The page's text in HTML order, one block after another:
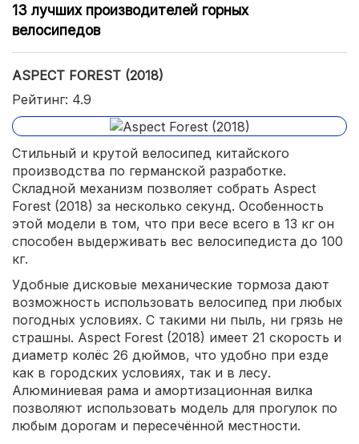
13 лучших производителей горных
велосипедов
ASPECT FOREST (2018)
Рейтинг: 4.9
Стильный и крутой велосипед китайского
производства по германской разработке.
Складной механизм позволяет собрать Aspect
Forest (2018) за несколько секунд. Особенность
этой модели в том, что при весе всего в 13 кг он
способен выдерживать вес велосипедиста до 100
кг.
Удобные дисковые механические тормоза дают
возможность использовать велосипед при любых
погодных условиях. С такими ни пыль, ни грязь не
страшны. Aspect Forest (2018) имеет 21 скорость и
диаметр колёс 26 дюймов, что удобно при езде
как в городских условиях, так и в лесу.
Алюминиевая рама и амортизационная вилка
позволяют использовать модель для прогулок по
любым дорогам и пересечённой местности.